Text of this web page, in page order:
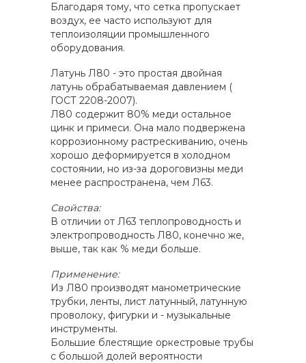
Благодаря тому, что сетка пропускает
воздух, ее часто используют для
теплоизоляции промышленного
оборудования.
Латунь Л80 - это простая двойная
латунь обрабатываемая давлением (
ГОСТ 2208-2007).
Л80 содержит 80% меди остальное
цинк и примеси. Она мало подвержена
коррозионному растрескиванию, очень
хорошо деформируется в холодном
состоянии, но из-за дороговизны меди
менее распространена, чем Л63.
Свойства:
В отличии от Л63 теплопроводность и
электропроводность Л80, конечно же,
выше, так как % меди больше.
Применение:
Из Л80 производят манометрические
трубки, ленты, лист латунный, латунную
проволоку, фигурки и - музыкальные
инструменты.
Большие блестящие оркестровые трубы
с большой долей вероятности